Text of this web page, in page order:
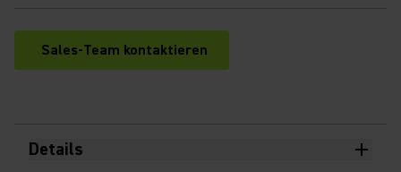
Sales-Team kontaktieren
Details